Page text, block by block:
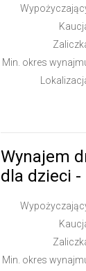
Min. okres
Wynajem
dla dzieci -
Min. okres